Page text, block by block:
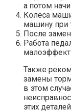
а потом
Колёса
машину при
После
Работа
Также
замены
в этом
этих